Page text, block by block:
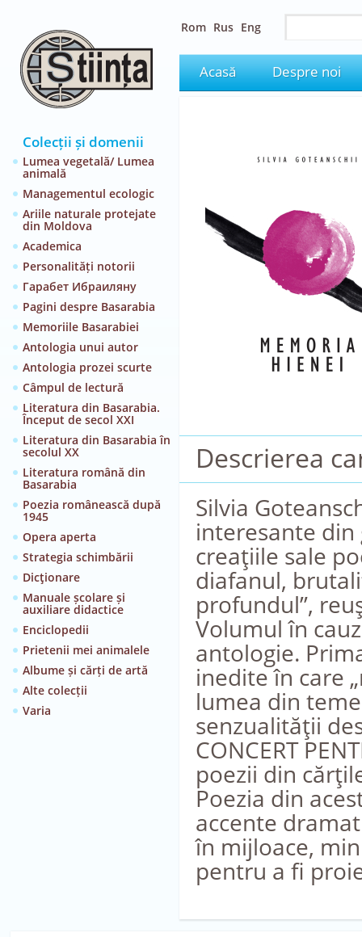
Colecții și domenii
Lumea vegetală/ Lumea
animală
Managementul ecologic
Ariile naturale protejate
din Moldova
Academica
Personalități notorii
Гарабет Ибраиляну
Pagini despre Basarabia
Memoriile Basarabiei
Antologia unui autor
Antologia prozei scurte
Câmpul de lectură
Literatura din Basarabia.
Început de secol XXI
Literatura din Basarabia în
secolul XX
Literatura română din
Basarabia
Poezia românească după
1945
Opera aperta
Strategia schimbării
Dicţionare
Manuale școlare și
auxiliare didactice
Enciclopedii
Prietenii mei animalele
Albume și cărți de artă
Alte colecții
Varia
Rom Rus Eng
Acasă Despre noi
Descrierea
Silvia
interesante din
creaţiile sale
diafanul,
profundul”,
Volumul în
antologie.
inedite în care
lumea din
senzualităţii
CONCERT
poezii din
Poezia din
accente
în mijloace,
pentru a fi